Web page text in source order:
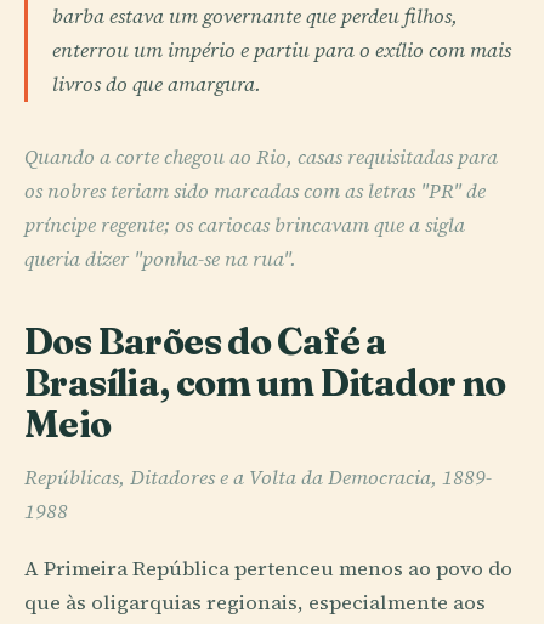
barba estava um governante que perdeu filhos,
enterrou um império e partiu para o exílio com mais
livros do que amargura.
Quando a corte chegou ao Rio, casas requisitadas para
os nobres teriam sido marcadas com as letras "PR" de
príncipe regente; os cariocas brincavam que a sigla
queria dizer "ponha-se na rua".
Dos Barões do Café a
Brasília, com um Ditador no
Meio
Repúblicas, Ditadores e a Volta da Democracia, 1889-
1988
A Primeira República pertenceu menos ao povo do
que às oligarquias regionais, especialmente aos